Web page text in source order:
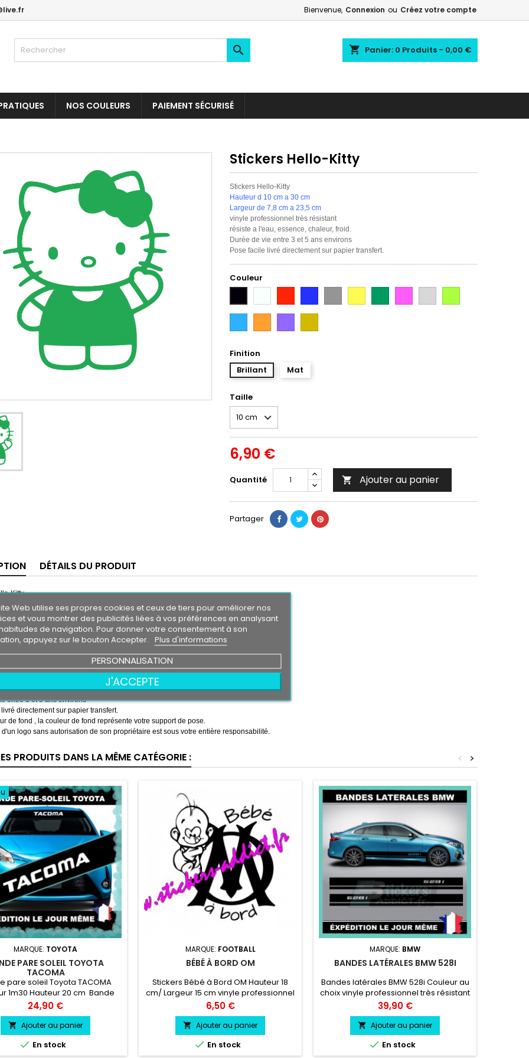
Bienvenue, Connexion ou Créez votre compte
shopping_cart Panier: 0 Produits - 0,00 €

NOS COULEURS PAIEMENT SÉCURISÉ
Stickers Hello-Kitty
Stickers Hello-Kitty
Hauteur d 10 cm a 30 cm
Largeur de 7,8 cm a 23,5 cm
vinyle professionnel très résistant
résiste a l'eau, essence, chaleur, froid.
Durée de vie entre 3 et 5 ans environs
Pose facile livré directement sur papier transfert.
Couleur
ArgentCitron
Intense
Finition
Brillant
Mat
Taille
6,90 €
Quantité  Ajouter au panier
Partager
DÉTAILS DU PRODUIT
Kitty
/ Largeur 7,8 cm
/ Largeur 9,4 cm
/ Largeur 11,7 cm
/ Largeur 13 cm
/ Largeur 15 cm
cm / Largeur 19 cm
cm / Largeur 23,5 cm
très résistant
essence, chaleur, froid.
entre 3 et 5 ans environs
livré directement sur papier transfert.
de fond , la couleur de fond représente votre support de pose.
d'un logo sans autorisation de son propriétaire est sous votre entière responsabilité.
PRODUITS DANS LA MÊME CATÉGORIE : >
<
MARQUE: TOYOTA
PARE SOLEIL TOYOTA
TACOMA
pare soleil Toyota TACOMA
1m30 Hauteur 20 cm Bande
soleil couleur au choix Logo
TACOMA couleur au choix
Prix
24,90 €
 Ajouter au panier
 En stock
MARQUE: FOOTBALL
BÉBÉ À BORD OM
Stickers Bébé à Bord OM Hauteur 18
cm/ Largeur 15 cm vinyle professionnel
très résistant résiste a l'eau, essence,
chaleur, froid.
Prix
6,50 €
 Ajouter au panier
 En stock
MARQUE: BMW
BANDES LATÉRALES BMW 528I
Bandes latérales BMW 528i Couleur au
choix vinyle professionnel très résistant
Prix
39,90 €
 Ajouter au panier
 En stock
Web utilise ses propres cookies et ceux de tiers pour améliorer nos
et vous montrer des publicités liées à vos préférences en analysant
de navigation. Pour donner votre consentement à son
appuyez sur le bouton Accepter. Plus d'informations
PERSONNALISATION
J'ACCEPTE